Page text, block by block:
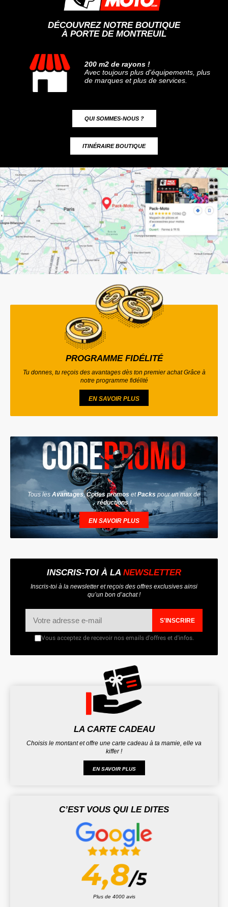
DÉCOUVREZ NOTRE BOUTIQUE
À PORTE DE MONTREUIL
200 m2 de rayons !
Avec toujours plus d'équipements, plus
de marques et plus de services.
QUI SOMMES-NOUS ?
ITINÉRAIRE BOUTIQUE
PROGRAMME FIDÉLITÉ
Tu donnes, tu reçois des avantages dès ton premier achat Grâce à
notre programme fidélité
EN SAVOIR PLUS
Tous les Avantages,Codes promos etPacks pour un max de
réductions !
EN SAVOIR PLUS
INSCRIS-TOI À LA NEWSLETTER
Inscris-toi à la newsletter et reçois des offres exclusives ainsi
qu’un bon d’achat !
S'INSCRIRE
Vous acceptez de recevoir nos emails d'offres et d'infos.
LA CARTE CADEAU
Choisis le montant et offre une carte cadeau à ta mamie, elle va
kiffer !
EN SAVOIR PLUS
C’EST VOUS QUI LE DITES
Plus de 4000 avis